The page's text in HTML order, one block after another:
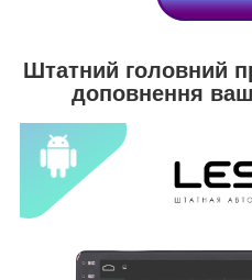
Штатний головний
доповнення